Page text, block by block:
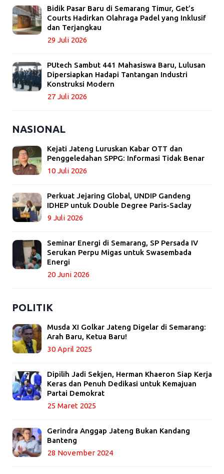
Bidik Pasar Baru di Semarang Timur, Get’s
Courts Hadirkan Olahraga Padel yang Inklusif
dan Terjangkau
29 Juli 2026
PUtech Sambut 441 Mahasiswa Baru, Lulusan
Dipersiapkan Hadapi Tantangan Industri
Konstruksi Modern
27 Juli 2026
NASIONAL
Kejati Jateng Luruskan Kabar OTT dan
Penggeledahan SPPG: Informasi Tidak Benar
10 Juli 2026
Perkuat Jejaring Global, UNDIP Gandeng
IDHEP untuk Double Degree Paris-Saclay
9 Juli 2026
Seminar Energi di Semarang, SP Persada IV
Serukan Perpu Migas untuk Swasembada
Energi
20 Juni 2026
POLITIK
Musda XI Golkar Jateng Digelar di Semarang:
Arah Baru, Ketua Baru!
30 April 2025
Dipilih Jadi Sekjen, Herman Khaeron Siap Kerja
Keras dan Penuh Dedikasi untuk Kemajuan
Partai Demokrat
25 Maret 2025
Gerindra Anggap Jateng Bukan Kandang
Banteng
28 November 2024